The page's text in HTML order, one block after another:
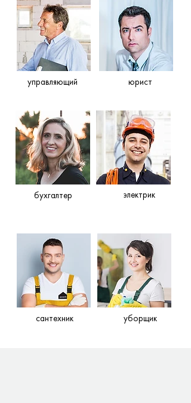
управляющий юрист
бухгалтер электрик
сантехник уборщик